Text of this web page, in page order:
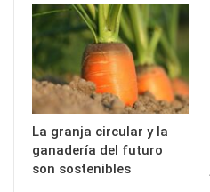
La granja circular y la
ganadería del futuro
son sostenibles